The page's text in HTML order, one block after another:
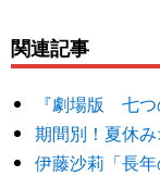
関連記事
『劇場版 七
期間別！夏休
伊藤沙莉「長